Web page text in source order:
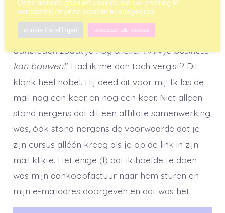
slag en je online business opbouwen. En daar
heb je niet alleen de kennis voor nodig maar
ook de tools. En dat laatste wil ik je nu gratis
aanbieden zodat je nog sneller AAN je business
kan bouwen.” Had ik me dan toch vergist? Dit
klonk heel nobel. Hij deed dit voor mij! Ik las de
mail nog een keer en nog een keer. Niet alleen
stond nergens dat dit een affiliate samenwerking
was, óók stond nergens de voorwaarde dat je
zijn cursus alléén kreeg als je op de link in zijn
mail klikte. Het enige (!) dat ik hoefde te doen
was mijn aankoopfactuur naar hem sturen en
mijn e-mailadres doorgeven en dat was het.
Deze website gebruikt cookies om uw ervaring te
verbeteren en onze website te analyseren.
cookie instellingen accepteer alle cookies